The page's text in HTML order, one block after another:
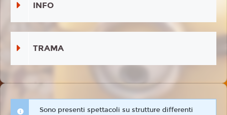
INFO
TRAMA
Sono presenti spettacoli su strutture differenti